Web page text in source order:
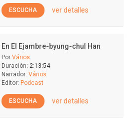
ESCUCHA ver detalles
En El Ejambre-byung-chul Han
Por Vários
Duración: 2:13:54
Narrador: Vários
Editor: Podcast
ESCUCHA ver detalles